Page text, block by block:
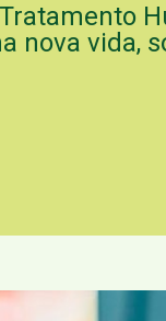
nova vida,